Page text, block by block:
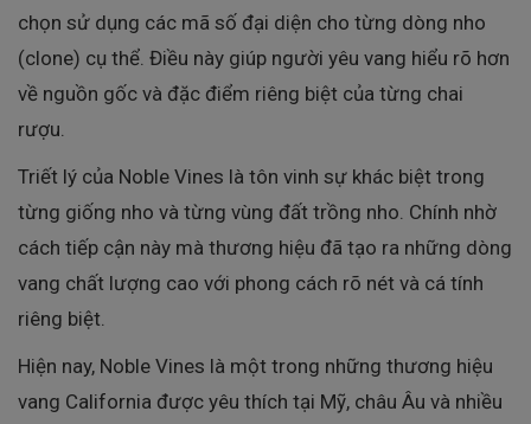
chọn sử dụng các mã số đại diện cho từng dòng nho
(clone) cụ thể. Điều này giúp người yêu vang hiểu rõ hơn
về nguồn gốc và đặc điểm riêng biệt của từng chai
rượu.
Triết lý của Noble Vines là tôn vinh sự khác biệt trong
từng giống nho và từng vùng đất trồng nho. Chính nhờ
cách tiếp cận này mà thương hiệu đã tạo ra những dòng
vang chất lượng cao với phong cách rõ nét và cá tính
riêng biệt.
Hiện nay, Noble Vines là một trong những thương hiệu
vang California được yêu thích tại Mỹ, châu Âu và nhiều